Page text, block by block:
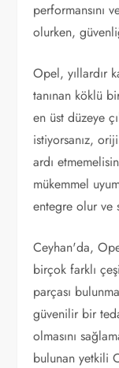
performansını
olurken,
Opel, yıllardır
tanınan köklü
en üst düzeye
istiyorsanız,
ardı
mükemmel
entegre olur ve
Ceyhan'da,
birçok farklı
parçası
güvenilir bir
olmasını
bulunan yetkili